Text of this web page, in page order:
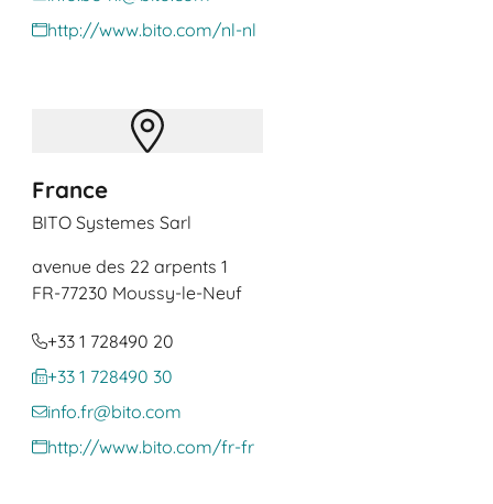
http://www.bito.com/nl-nl
France
BITO Systemes Sarl
avenue des 22 arpents 1
FR-77230 Moussy-le-Neuf
+33 1 728490 20
+33 1 728490 30
info.fr@bito.com
http://www.bito.com/fr-fr